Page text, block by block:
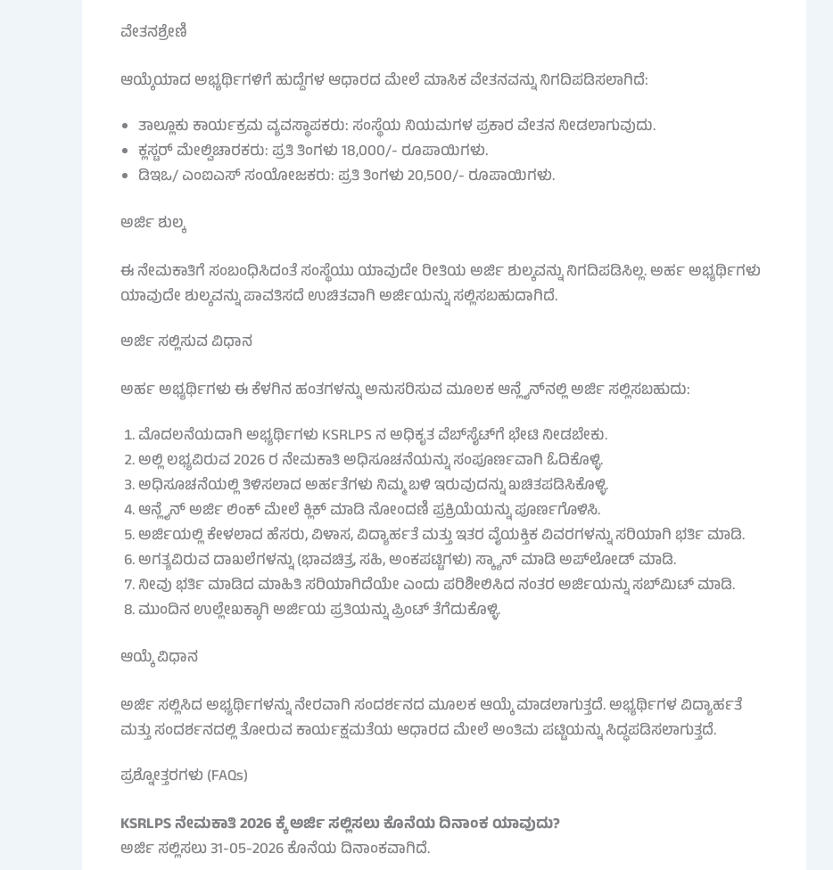
ವೇತನಶ್ರೇಣಿ
ಆಯ್ಕೆಯಾದ ಅಭ್ಯರ್ಥಿಗಳಿಗೆ ಹುದ್ದೆಗಳ ಆಧಾರದ ಮೇಲೆ ಮಾಸಿಕ ವೇತನವನ್ನು ನಿಗದಿಪಡಿಸಲಾಗಿದೆ:
ತಾಲ್ಲೂಕು ಕಾರ್ಯಕ್ರಮ ವ್ಯವಸ್ಥಾಪಕರು: ಸಂಸ್ಥೆಯ ನಿಯಮಗಳ ಪ್ರಕಾರ ವೇತನ ನೀಡಲಾಗುವುದು.
ಕ್ಲಸ್ಟರ್ ಮೇಲ್ವಿಚಾರಕರು: ಪ್ರತಿ ತಿಂಗಳು 18,000/- ರೂಪಾಯಿಗಳು.
ಡಿಇಒ/ ಎಂಐಎಸ್ ಸಂಯೋಜಕರು: ಪ್ರತಿ ತಿಂಗಳು 20,500/- ರೂಪಾಯಿಗಳು.
ಅರ್ಜಿ ಶುಲ್ಕ
ಈ ನೇಮಕಾತಿಗೆ ಸಂಬಂಧಿಸಿದಂತೆ ಸಂಸ್ಥೆಯು ಯಾವುದೇ ರೀತಿಯ ಅರ್ಜಿ ಶುಲ್ಕವನ್ನು ನಿಗದಿಪಡಿಸಿಲ್ಲ. ಅರ್ಹ ಅಭ್ಯರ್ಥಿಗಳು
ಯಾವುದೇ ಶುಲ್ಕವನ್ನು ಪಾವತಿಸದೆ ಉಚಿತವಾಗಿ ಅರ್ಜಿಯನ್ನು ಸಲ್ಲಿಸಬಹುದಾಗಿದೆ.
ಅರ್ಜಿ ಸಲ್ಲಿಸುವ ವಿಧಾನ
ಅರ್ಹ ಅಭ್ಯರ್ಥಿಗಳು ಈ ಕೆಳಗಿನ ಹಂತಗಳನ್ನು ಅನುಸರಿಸುವ ಮೂಲಕ ಆನ್ಲೈನ್‌ನಲ್ಲಿ ಅರ್ಜಿ ಸಲ್ಲಿಸಬಹುದು:
ಮೊದಲನೆಯದಾಗಿ ಅಭ್ಯರ್ಥಿಗಳು KSRLPS ನ ಅಧಿಕೃತ ವೆಬ್‌ಸೈಟ್‌ಗೆ ಭೇಟಿ ನೀಡಬೇಕು.
ಅಲ್ಲಿ ಲಭ್ಯವಿರುವ 2026 ರ ನೇಮಕಾತಿ ಅಧಿಸೂಚನೆಯನ್ನು ಸಂಪೂರ್ಣವಾಗಿ ಓದಿಕೊಳ್ಳಿ.
ಅಧಿಸೂಚನೆಯಲ್ಲಿ ತಿಳಿಸಲಾದ ಅರ್ಹತೆಗಳು ನಿಮ್ಮ ಬಳಿ ಇರುವುದನ್ನು ಖಚಿತಪಡಿಸಿಕೊಳ್ಳಿ.
ಆನ್ಲೈನ್ ಅರ್ಜಿ ಲಿಂಕ್ ಮೇಲೆ ಕ್ಲಿಕ್ ಮಾಡಿ ನೋಂದಣಿ ಪ್ರಕ್ರಿಯೆಯನ್ನು ಪೂರ್ಣಗೊಳಿಸಿ.
ಅರ್ಜಿಯಲ್ಲಿ ಕೇಳಲಾದ ಹೆಸರು, ವಿಳಾಸ, ವಿದ್ಯಾರ್ಹತೆ ಮತ್ತು ಇತರ ವೈಯಕ್ತಿಕ ವಿವರಗಳನ್ನು ಸರಿಯಾಗಿ ಭರ್ತಿ ಮಾಡಿ.
ಅಗತ್ಯವಿರುವ ದಾಖಲೆಗಳನ್ನು (ಭಾವಚಿತ್ರ, ಸಹಿ, ಅಂಕಪಟ್ಟಿಗಳು) ಸ್ಕ್ಯಾನ್ ಮಾಡಿ ಅಪ್‌ಲೋಡ್ ಮಾಡಿ.
ನೀವು ಭರ್ತಿ ಮಾಡಿದ ಮಾಹಿತಿ ಸರಿಯಾಗಿದೆಯೇ ಎಂದು ಪರಿಶೀಲಿಸಿದ ನಂತರ ಅರ್ಜಿಯನ್ನು ಸಬ್‌ಮಿಟ್ ಮಾಡಿ.
ಮುಂದಿನ ಉಲ್ಲೇಖಕ್ಕಾಗಿ ಅರ್ಜಿಯ ಪ್ರತಿಯನ್ನು ಪ್ರಿಂಟ್ ತೆಗೆದುಕೊಳ್ಳಿ.
ಆಯ್ಕೆ ವಿಧಾನ
ಅರ್ಜಿ ಸಲ್ಲಿಸಿದ ಅಭ್ಯರ್ಥಿಗಳನ್ನು ನೇರವಾಗಿ ಸಂದರ್ಶನದ ಮೂಲಕ ಆಯ್ಕೆ ಮಾಡಲಾಗುತ್ತದೆ. ಅಭ್ಯರ್ಥಿಗಳ ವಿದ್ಯಾರ್ಹತೆ
ಮತ್ತು ಸಂದರ್ಶನದಲ್ಲಿ ತೋರುವ ಕಾರ್ಯಕ್ಷಮತೆಯ ಆಧಾರದ ಮೇಲೆ ಅಂತಿಮ ಪಟ್ಟಿಯನ್ನು ಸಿದ್ಧಪಡಿಸಲಾಗುತ್ತದೆ.
ಪ್ರಶ್ನೋತ್ತರಗಳು (FAQs)
KSRLPS ನೇಮಕಾತಿ 2026 ಕ್ಕೆ ಅರ್ಜಿ ಸಲ್ಲಿಸಲು ಕೊನೆಯ ದಿನಾಂಕ ಯಾವುದು?
ಅರ್ಜಿ ಸಲ್ಲಿಸಲು 31-05-2026 ಕೊನೆಯ ದಿನಾಂಕವಾಗಿದೆ.